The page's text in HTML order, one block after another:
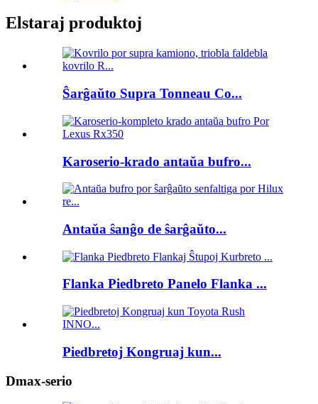
Elstaraj produktoj
Ŝarĝaŭto Supra Tonneau Co...
Karoserio-krado antaŭa bufro...
Antaŭa ŝanĝo de ŝarĝaŭto...
Flanka Piedbreto Panelo Flanka ...
Piedbretoj Kongruaj kun...
Dmax-serio